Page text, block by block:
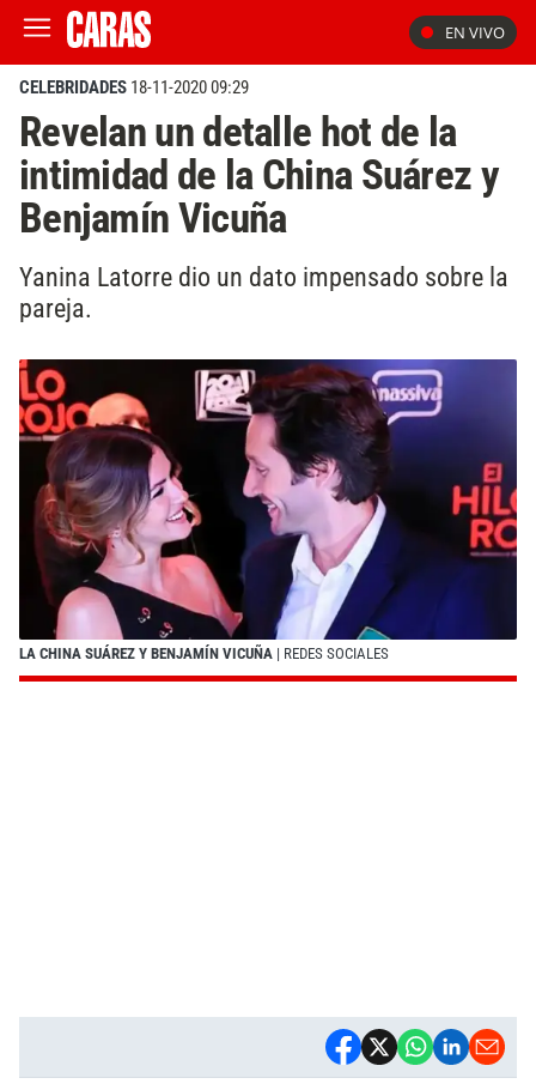
EN VIVO
CELEBRIDADES 18-11-2020 09:29
Revelan un detalle hot de la
intimidad de la China Suárez y
Benjamín Vicuña
Yanina Latorre dio un dato impensado sobre la
pareja.
LA CHINA SUÁREZ Y BENJAMÍN VICUÑA | REDES SOCIALES